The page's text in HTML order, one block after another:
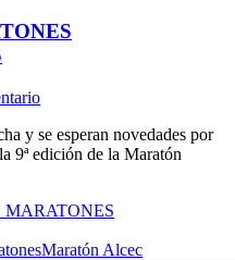
y se esperan novedades por
9ª edición de la Maratón
Maratón Alcec